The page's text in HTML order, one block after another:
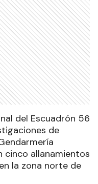
del Escuadrón 56
de
cinco allanamientos
la zona norte de